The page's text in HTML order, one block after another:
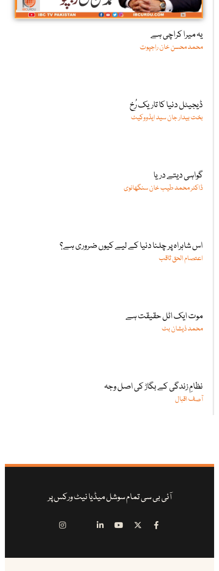
یہ میرا کراچی ہے
محمد محسن خان راجپوت
ڈیجیٹل دنیا کا تاریک رُخ
بخت بیدار جان سید ایڈووکیٹ
گواہی دیتے دریا
ڈاکٹر محمد طیب خان سنگھانوی
اس شاہراہ پر چلنا دنیا کے لیے کیوں ضروری ہے؟
اعتصام الحق ثاقب
موت ایک اٹل حقیقت ہے
محمد ذیشان بٹ
نظامِ زندگی کے بگاڑ کی اصل وجہ
آصف اقبال
آئی بی سی تمام سوشل میڈیا نیٹ ورکس پر